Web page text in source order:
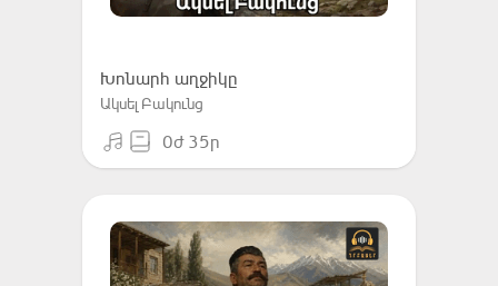
Խոնարհ աղջիկը
Ակսել Բակունց
0ժ 35ր